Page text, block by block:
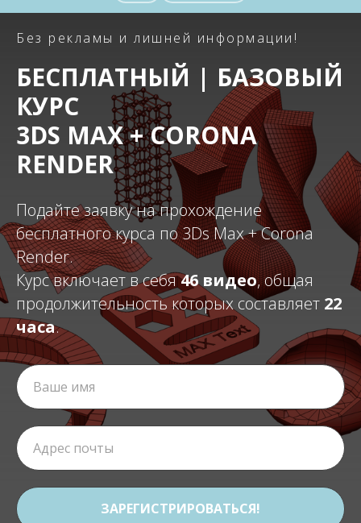
Без рекламы и лишней информации!
БЕСПЛАТНЫЙ | БАЗОВЫЙ
КУРС
3DS MAX + CORONA
RENDER
Подайте заявку на прохождение
бесплатного курса по 3Ds Max + Corona
Render.
Курс включает в себя46 видео, общая
продолжительность которых составляет 22
часа.
ЗАРЕГИСТРИРОВАТЬСЯ!